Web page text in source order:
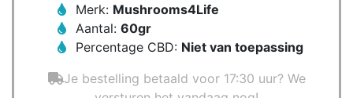
Merk: Mushrooms4Life
Aantal: 60gr
Percentage CBD: Niet van toepassing
Je bestelling betaald voor 17:30 uur? We